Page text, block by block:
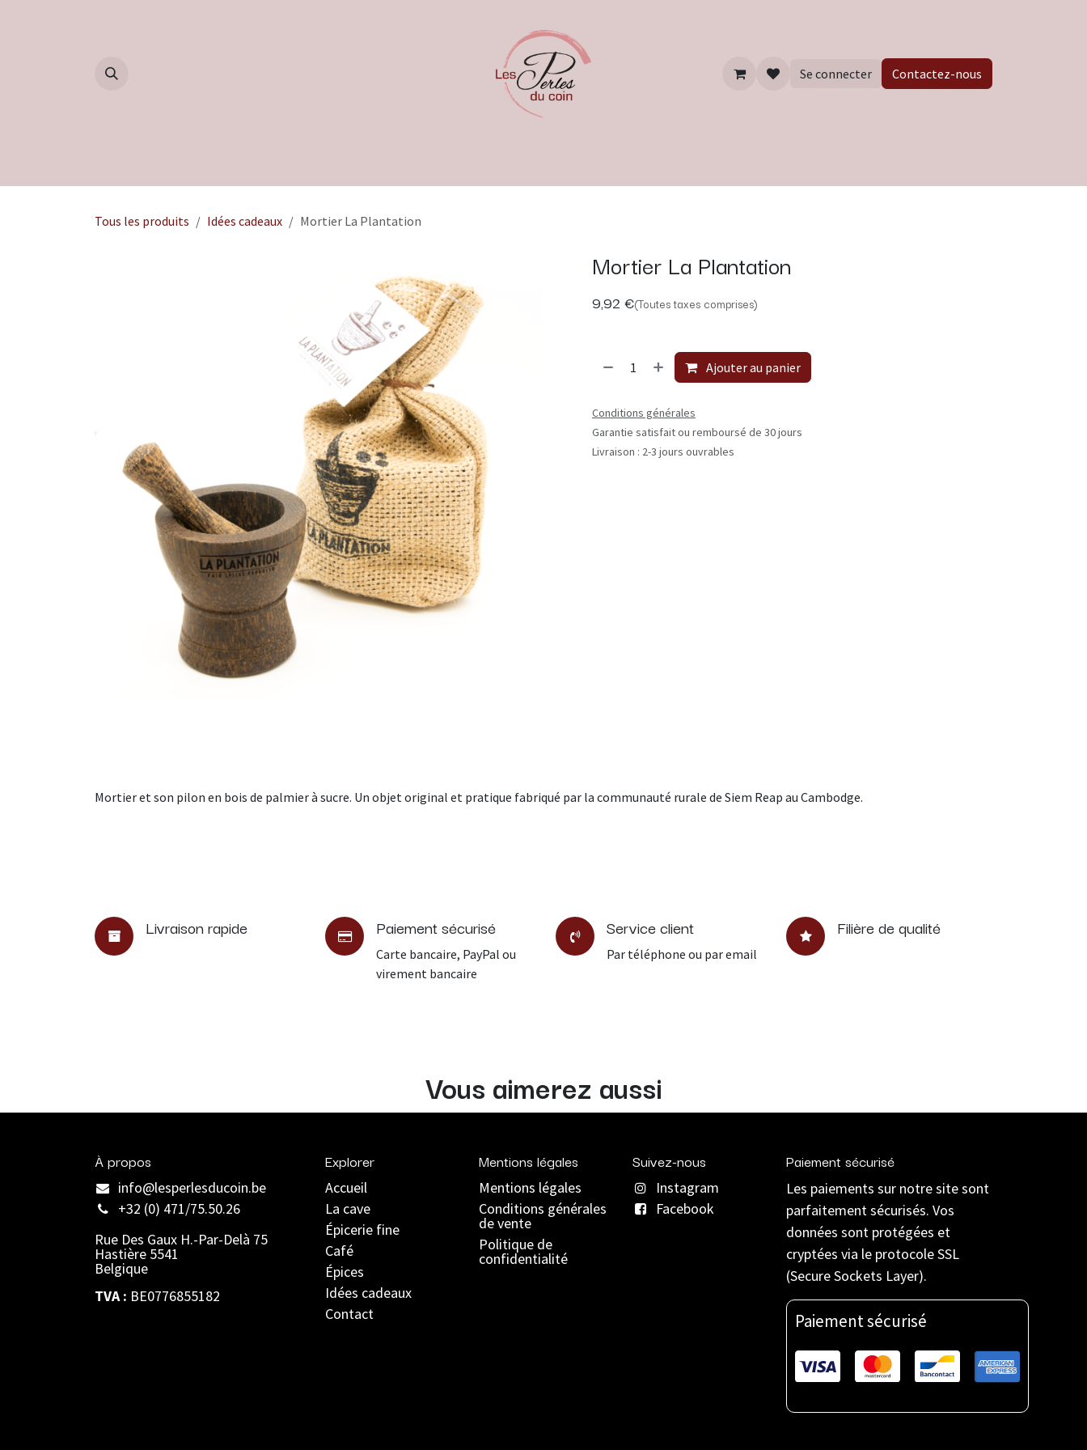
Se connecter Contactez-nous
Tous les produits Idées cadeaux Mortier La Plantation
Mortier La Plantation
9,92 €(Toutes taxes comprises)
Ajouter au panier
Conditions générales
Garantie satisfait ou remboursé de 30 jours
Livraison : 2-3 jours ouvrables
Mortier et son pilon en bois de palmier à sucre. Un objet original et pratique fabriqué par la communauté rurale de Siem Reap au Cambodge.
Livraison rapide Paiement sécurisé
Carte bancaire, PayPal ou
virement bancaire
Service client
Par téléphone ou par email
Filière de qualité
Vous aimerez aussi
À propos
info@lesperlesducoin.be​
+32 (0) 471/75.50.26
Rue Des Gaux H.-Par-Delà 75
Hastière 5541
Belgique
TVA : BE0776855182
Explorer
Accueil
La cave
Épicerie fine
Café
Épices
Idées cadeaux
Contact
Mentions légales
Mentions légales
Conditions générales
de vente
Politique de
confidentialité
Suivez-nous
Instagram
Facebook
Paiement sécurisé
Les paiements sur notre site sont
parfaitement sécurisés. Vos
données sont protégées et
cryptées via le protocole SSL
(Secure Sockets Layer).
Paiement sécurisé